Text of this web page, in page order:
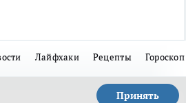
Лайфхаки Рецепты Гороскоп
Принять